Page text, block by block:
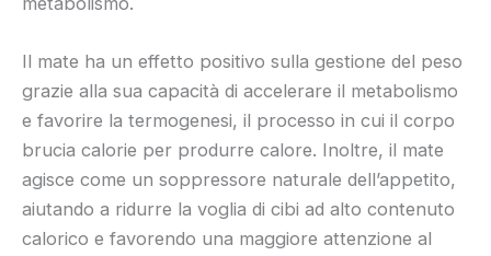
Il mate ha un effetto positivo sulla gestione del peso
grazie alla sua capacità di accelerare il metabolismo
e favorire la termogenesi, il processo in cui il corpo
brucia calorie per produrre calore. Inoltre, il mate
agisce come un soppressore naturale dell’appetito,
aiutando a ridurre la voglia di cibi ad alto contenuto
calorico e favorendo una maggiore attenzione al